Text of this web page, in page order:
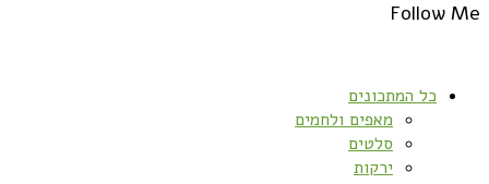
Follow Me
כל המתכונים
מאפים ולחמים
סלטים
ירקות